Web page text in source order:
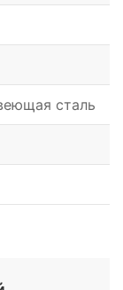
сталь